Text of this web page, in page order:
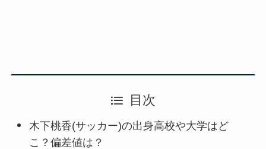
目次
木下桃香(サッカー)の出身高校や大学はど
こ？偏差値は？